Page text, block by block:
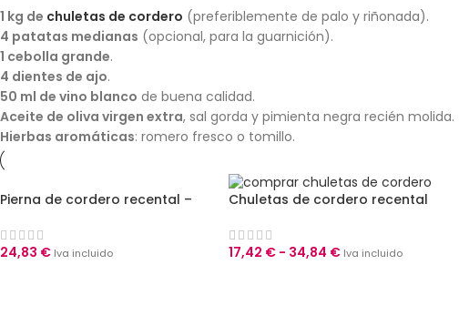
1 kg de chuletas de cordero (preferiblemente de palo y riñonada).
4 patatas medianas (opcional, para la guarnición).
1 cebolla grande.
4 dientes de ajo.
50 ml de vino blanco de buena calidad.
Aceite de oliva virgen extra, sal gorda y pimienta negra recién molida.
Hierbas aromáticas: romero fresco o tomillo.
Pierna de cordero recental –
24,83 € Iva incluido
Chuletas de cordero recental
17,42 € - 34,84 € Iva incluido